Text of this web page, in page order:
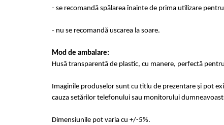
- se recomandă spălarea înainte de prima utilizare
- nu se recomandă uscarea la soare.
Mod de ambalare:
Husă transparentă de plastic, cu manere, perfectă
Imaginile produselor sunt cu titlu de prezentare și pot
cauza setărilor telefonului sau monitorului
Dimensiunile pot varia cu +/-5%.